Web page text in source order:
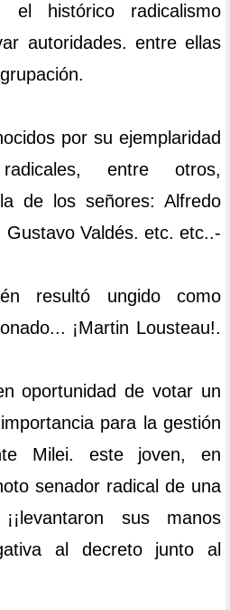
el histórico radicalismo
autoridades. entre ellas
por su ejemplaridad
entre otros,
de los señores: Alfredo
Gustavo Valdés. etc. etc..-
resultó ungido como
¡Martin Lousteau!.
oportunidad de votar un
para la gestión
Milei. este joven, en
senador radical de una
sus manos
al decreto junto al